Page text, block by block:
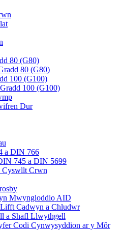
80 (G80)
80 (G80)
100 (G100)
100 (G100)
Dur
a DIN 766
745 a DIN 5699
Cyswllt Crwn
Mwyngloddio AID
Cadwyn a Chludwr
a Shafl Llwythgell
Codi Cynwysyddion ar y Môr